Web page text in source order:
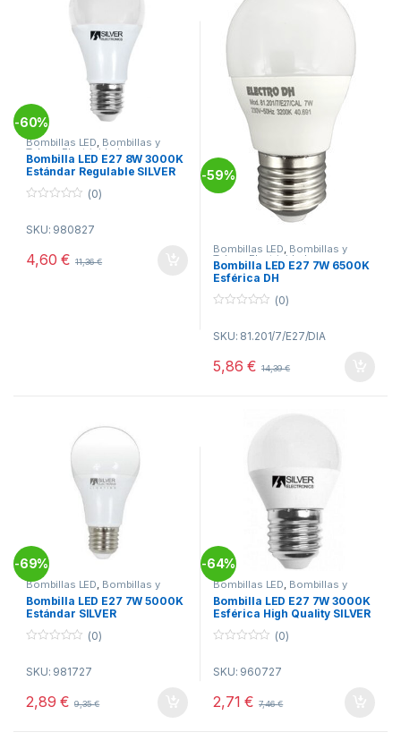
-60%
Bombillas LED, Bombillas y
Tubos ,Electricidad
Bombilla LED E27 8W 3000K
Estándar Regulable SILVER
u
f
(0)
SKU: 980827
4,60€ 11,36€
-59%
Bombillas LED, Bombillas y
Tubos ,Electricidad
Bombilla LED E27 7W 6500K
Esférica DH
u
f
(0)
SKU: 81.201/7/E27/DIA
5,86€ 14,39€
-69%
Bombillas LED, Bombillas y
Tubos ,Electricidad
Bombilla LED E27 7W 5000K
Estándar SILVER
u
f
(0)
SKU: 981727
2,89€ 9,35€
-64%
Bombillas LED, Bombillas y
Tubos ,Electricidad
Bombilla LED E27 7W 3000K
Esférica High Quality SILVER
u
f
(0)
SKU: 960727
2,71€ 7,46€